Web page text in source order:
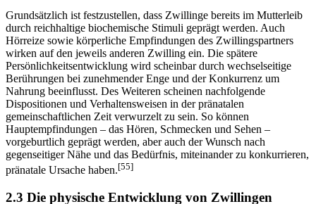
Grundsätzlich ist festzustellen, dass Zwillinge bereits im Mutterleib
durch reichhaltige biochemische Stimuli geprägt werden. Auch
Hörreize sowie körperliche Empfindungen des Zwillingspartners
wirken auf den jeweils anderen Zwilling ein. Die spätere
Persönlichkeitsentwicklung wird scheinbar durch wechselseitige
Berührungen bei zunehmender Enge und der Konkurrenz um
Nahrung beeinflusst. Des Weiteren scheinen nachfolgende
Dispositionen und Verhaltensweisen in der pränatalen
gemeinschaftlichen Zeit verwurzelt zu sein. So können
Hauptempfindungen – das Hören, Schmecken und Sehen –
vorgeburtlich geprägt werden, aber auch der Wunsch nach
gegenseitiger Nähe und das Bedürfnis, miteinander zu konkurrieren,
pränatale Ursache haben.[55]
2.3 Die physische Entwicklung von Zwillingen